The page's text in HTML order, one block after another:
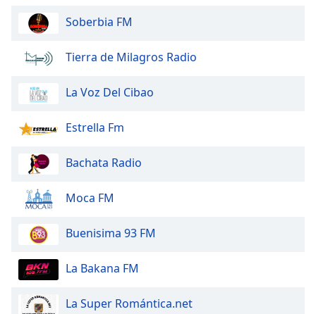
dialog
window.
window.
Opacity
Background
Color
Soberbia FM
Tierra de Milagros Radio
La Voz Del Cibao
Estrella Fm
Bachata Radio
Moca FM
Buenisima 93 FM
La Bakana FM
La Super Romántica.net